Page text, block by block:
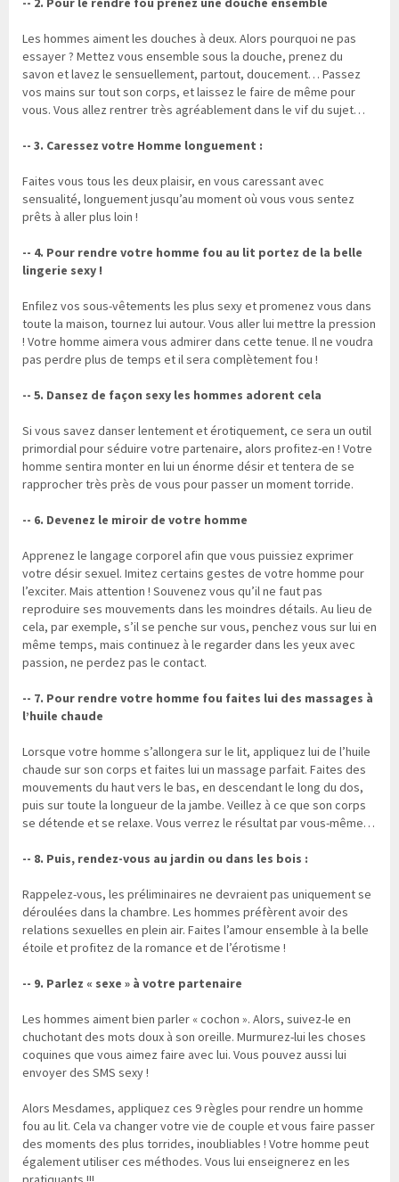
Les hommes aiment les douches à deux. Alors pourquoi ne pas
essayer ? Mettez vous ensemble sous la douche, prenez du
savon et lavez le sensuellement, partout, doucement… Passez
vos mains sur tout son corps, et laissez le faire de même pour
vous. Vous allez rentrer très agréablement dans le vif du sujet…
-- 3. Caressez votre Homme longuement :
Faites vous tous les deux plaisir, en vous caressant avec
sensualité, longuement jusqu’au moment où vous vous sentez
prêts à aller plus loin !
-- 4. Pour rendre votre homme fou au lit portez de la belle
lingerie sexy !
Enfilez vos sous-vêtements les plus sexy et promenez vous dans
toute la maison, tournez lui autour. Vous aller lui mettre la pression
! Votre homme aimera vous admirer dans cette tenue. Il ne voudra
pas perdre plus de temps et il sera complètement fou !
-- 5. Dansez de façon sexy les hommes adorent cela
Si vous savez danser lentement et érotiquement, ce sera un outil
primordial pour séduire votre partenaire, alors profitez-en ! Votre
homme sentira monter en lui un énorme désir et tentera de se
rapprocher très près de vous pour passer un moment torride.
-- 6. Devenez le miroir de votre homme
Apprenez le langage corporel afin que vous puissiez exprimer
votre désir sexuel. Imitez certains gestes de votre homme pour
l’exciter. Mais attention ! Souvenez vous qu’il ne faut pas
reproduire ses mouvements dans les moindres détails. Au lieu de
cela, par exemple, s’il se penche sur vous, penchez vous sur lui en
même temps, mais continuez à le regarder dans les yeux avec
passion, ne perdez pas le contact.
-- 7. Pour rendre votre homme fou faites lui des massages à
l’huile chaude
Lorsque votre homme s’allongera sur le lit, appliquez lui de l’huile
chaude sur son corps et faites lui un massage parfait. Faites des
mouvements du haut vers le bas, en descendant le long du dos,
puis sur toute la longueur de la jambe. Veillez à ce que son corps
se détende et se relaxe. Vous verrez le résultat par vous-même…
-- 8. Puis, rendez-vous au jardin ou dans les bois :
Rappelez-vous, les préliminaires ne devraient pas uniquement se
déroulées dans la chambre. Les hommes préfèrent avoir des
relations sexuelles en plein air. Faites l’amour ensemble à la belle
étoile et profitez de la romance et de l’érotisme !
-- 9. Parlez « sexe » à votre partenaire
Les hommes aiment bien parler « cochon ». Alors, suivez-le en
chuchotant des mots doux à son oreille. Murmurez-lui les choses
coquines que vous aimez faire avec lui. Vous pouvez aussi lui
envoyer des SMS sexy !
Alors Mesdames, appliquez ces 9 règles pour rendre un homme
fou au lit. Cela va changer votre vie de couple et vous faire passer
des moments des plus torrides, inoubliables ! Votre homme peut
également utiliser ces méthodes. Vous lui enseignerez en les